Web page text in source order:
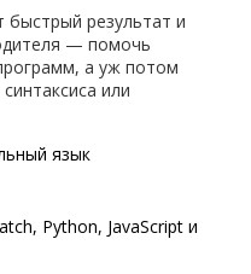
быстрый результат и
— помочь
а уж потом
или
язык
Python, JavaScript и